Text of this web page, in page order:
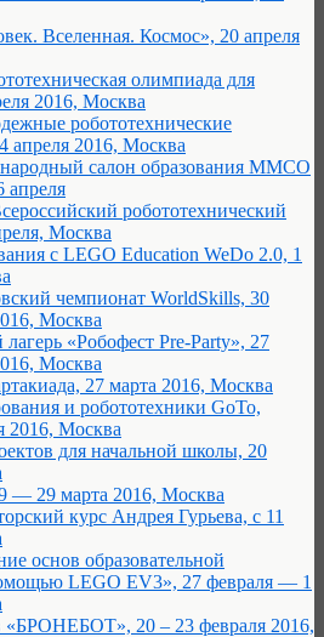
Вселенная. Космос», 20 апреля
олимпиада для
2016, Москва
робототехнические
апреля 2016, Москва
салон образования ММСО
апреля
робототехнический
Москва
с LEGO Education WeDo 2.0, 1
чемпионат WorldSkills, 30
Москва
«Робофест Pre-Party», 27
Москва
27 марта 2016, Москва
и робототехники GoTo,
2016, Москва
для начальной школы, 20
— 29 марта 2016, Москва
курс Андрея Гурьева, с 11
основ образовательной
LEGO EV3», 27 февраля — 1
«БРОНЕБОТ», 20 – 23 февраля 2016,